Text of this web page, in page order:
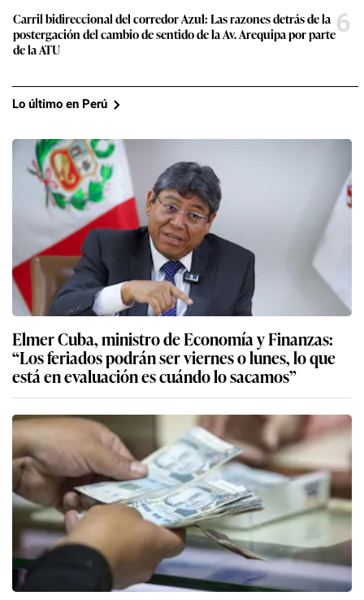
Carril bidireccional del corredor Azul: Las razones detrás de la
postergación del cambio de sentido de la Av. Arequipa por parte
de la ATU
6
Lo último en Perú
Elmer Cuba, ministro de Economía y Finanzas:
“Los feriados podrán ser viernes o lunes, lo que
está en evaluación es cuándo lo sacamos”